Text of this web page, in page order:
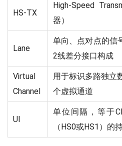
HS-TX
High-Speed
器）
Lane
单向、点对点的信
2线差分接口构成
Virtual
Channel
用于标识多路独立
个虚拟通道
UI
单位间隔，等于
（HS0或HS1）的